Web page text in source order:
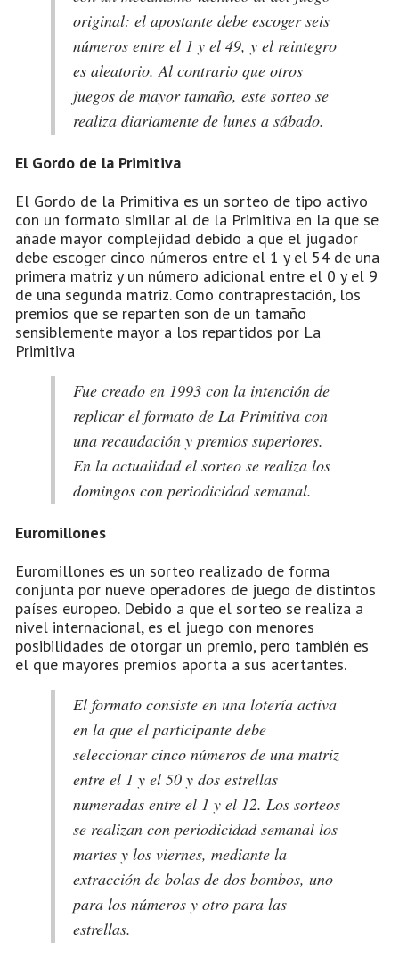
original: el apostante debe escoger seis
números entre el 1 y el 49, y el reintegro
es aleatorio. Al contrario que otros
juegos de mayor tamaño, este sorteo se
realiza diariamente de lunes a sábado.
El Gordo de la Primitiva
El Gordo de la Primitiva es un sorteo de tipo activo
con un formato similar al de la Primitiva en la que se
añade mayor complejidad debido a que el jugador
debe escoger cinco números entre el 1 y el 54 de una
primera matriz y un número adicional entre el 0 y el 9
de una segunda matriz. Como contraprestación, los
premios que se reparten son de un tamaño
sensiblemente mayor a los repartidos por La
Primitiva
Fue creado en 1993 con la intención de
replicar el formato de La Primitiva con
una recaudación y premios superiores.
En la actualidad el sorteo se realiza los
domingos con periodicidad semanal.
Euromillones
Euromillones es un sorteo realizado de forma
conjunta por nueve operadores de juego de distintos
países europeo. Debido a que el sorteo se realiza a
nivel internacional, es el juego con menores
posibilidades de otorgar un premio, pero también es
el que mayores premios aporta a sus acertantes.
El formato consiste en una lotería activa
en la que el participante debe
seleccionar cinco números de una matriz
entre el 1 y el 50 y dos estrellas
numeradas entre el 1 y el 12. Los sorteos
se realizan con periodicidad semanal los
martes y los viernes, mediante la
extracción de bolas de dos bombos, uno
para los números y otro para las
estrellas.